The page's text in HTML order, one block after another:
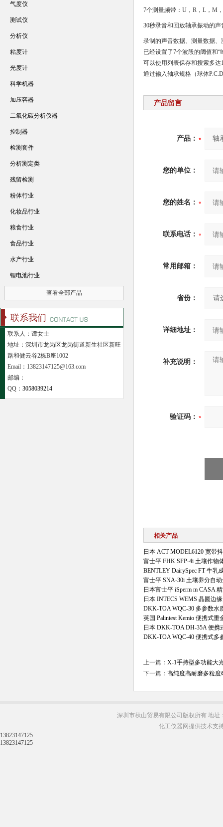
7个测量频带：U，R，L，M
30秒录音和回放轴承振动的
录制的声音数据、测量数据
已经设置了7个波段的阈值和
可以使用列表保存和搜索多达
通过输入轴承规格（球体
产品留言
产品：
您的单位：
您的姓名：
联系电话：
常用邮箱：
省份：
详细地址：
补充说明：
验证码：
相关产品
日本 ACT MODEL6120 宽带
富士平 FHK SFP-4i 土壤作物
BENTLEY DairySpec FT 牛乳
富士平 SNA-30i 土壤养分自
日本富士平 iSperm m CASA
日本 INTECS WEMS 晶圆边
DKK-TOA WQC-30 多参数水
英国 Palintest Kemio 便携式重
日本 DKK-TOA DH-35A 便携
DKK-TOA WQC-40 便携式多
上一篇： X-1手持型多功能大
下一篇： 高纯度高耐磨多粒度
气度仪
测试仪
分析仪
粘度计
光度计
科学机器
加压容器
二氧化碳分析仪器
控制器
检测套件
分析测定类
残留检测
粉体行业
化妆品行业
粮食行业
食品行业
水产行业
锂电池行业
查看全部产品
联系我们
联系人：谭女士
地址：深圳市龙岗区龙岗街道新生社区新旺
路和健云谷2栋B座1002
Email：13823147125@163.com
邮编：
QQ： 3058039214
深圳市秋山贸易有限公司版权所有 地址
化工仪器网提供技术支
13823147125
13823147125